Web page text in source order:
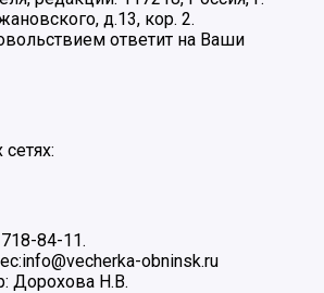
д.13, кор. 2.
ответит на Ваши
84-11.
info@vecherka-obninsk.ru
Дорохова Н.В.